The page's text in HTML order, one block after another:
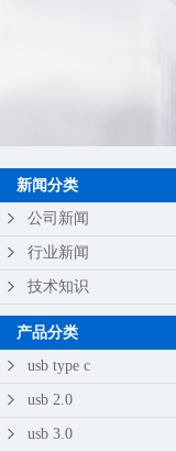
新闻分类
公司新闻
行业新闻
技术知识
产品分类
usb type c
usb 2.0
usb 3.0